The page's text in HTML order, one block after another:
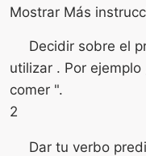
Mostrar Más
Decidir sobre el
utilizar . Por
comer ".
2
Dar tu verbo